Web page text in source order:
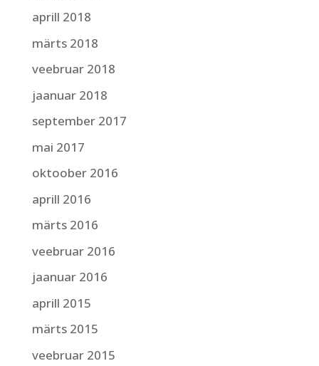
aprill 2018
märts 2018
veebruar 2018
jaanuar 2018
september 2017
mai 2017
oktoober 2016
aprill 2016
märts 2016
veebruar 2016
jaanuar 2016
aprill 2015
märts 2015
veebruar 2015